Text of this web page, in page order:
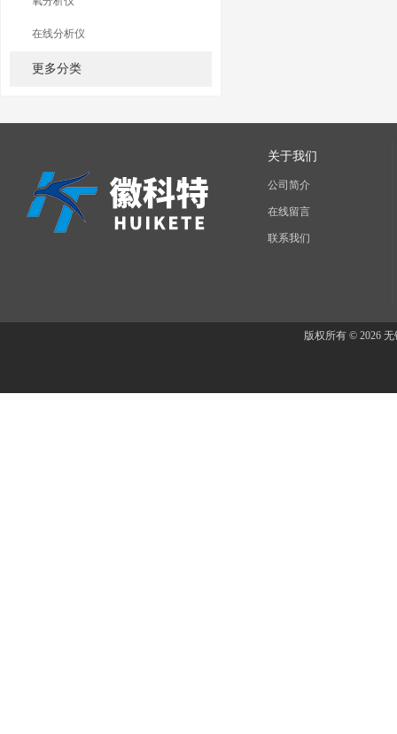
在线分析仪
更多分类
关于我们
公司简介
在线留言
联系我们
版权所有 © 2026